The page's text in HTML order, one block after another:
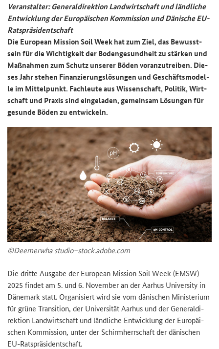
Ver­an­stal­ter: Ge­ne­ral­di­rek­ti­on Land­wirt­schaft und länd­li­che
Ent­wick­lung der Eu­ro­päi­schen Kom­mis­si­on und Dä­ni­sche EU-​
Ratspräsidentschaft
Die European Mission Soil Weekhat zum Ziel, das Be­wusst­
sein für die Wich­tig­keit der Bo­den­ge­sund­heit zu stär­ken und
Maß­nah­men zum Schutz un­se­rer Böden vor­an­zu­trei­ben. Die­
ses Jahr ste­hen Fi­nan­zie­rungs­lö­sun­gen und Ge­schäfts­mo­del­
le im Mit­tel­punkt. Fach­leu­te aus Wis­sen­schaft, Po­li­tik, Wirt­
schaft und Pra­xis sind ein­ge­la­den, ge­mein­sam Lö­sun­gen für
ge­sun­de Böden zu ent­wi­ckeln.
©Deemer­wha stu­dio–stock.adobe.com
Die drit­te Aus­ga­be der European Mission Soil Week (EMSW)
2025 fin­det am 5. und 6. No­vem­ber an der Aar­hus Uni­ver­si­ty in
Dä­ne­mark statt. Or­ga­ni­siert wird sie vom dä­ni­schen Mi­nis­te­ri­um
für grüne Tran­si­ti­on, der Uni­ver­si­tät Aar­hus und der Ge­ne­ral­di­
rek­ti­on Land­wirt­schaft und länd­li­che Ent­wick­lung der Eu­ro­päi­
schen Kom­mis­si­on, unter der Schirm­herr­schaft der dä­ni­schen
EU-​Ratspräsidentschaft.